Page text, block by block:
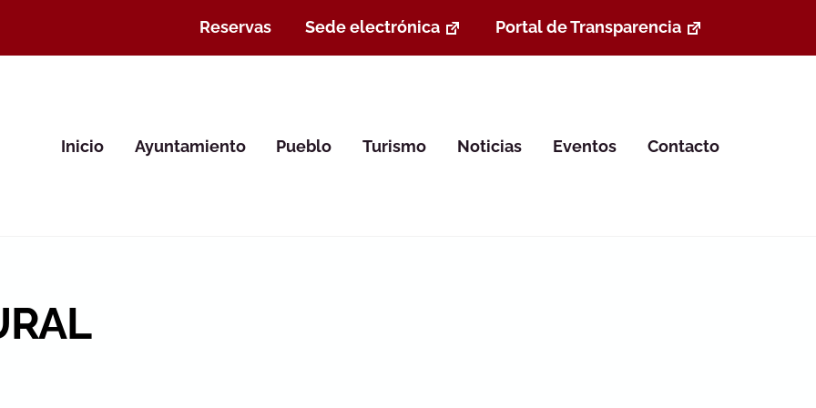
Reservas Sede electrónica Portal de Transparencia
Inicio Ayuntamiento Pueblo Turismo Noticias Eventos Contacto